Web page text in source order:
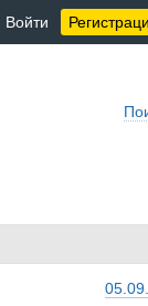
Войти